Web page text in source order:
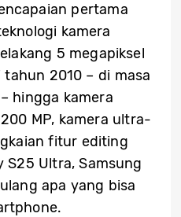
pertama
kamera
5 megapiksel
tahun 2010 – di masa
hingga kamera
MP, kamera ultra-
fitur editing
S25 Ultra, Samsung
apa yang bisa